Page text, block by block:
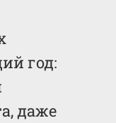
год:
даже